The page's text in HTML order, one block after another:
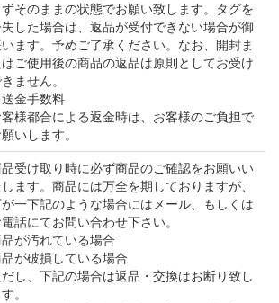
そのままの状態でお願い致します。タグを
した場合は、返品が受付できない場合が御
ます。予めご了承ください。なお、開封ま
ご使用後の商品の返品は原則としてお受け
ません。
金手数料
客様都合による返金時は、お客様のご負担で
いします。
受け取り時に必ず商品のご確認をお願いい
ます。商品には万全を期しておりますが、
一下記のような場合にはメール、もしくは
話にてお問い合わせ下さい。
が汚れている場合
が破損している場合
し、下記の場合は返品・交換はお断り致し
。